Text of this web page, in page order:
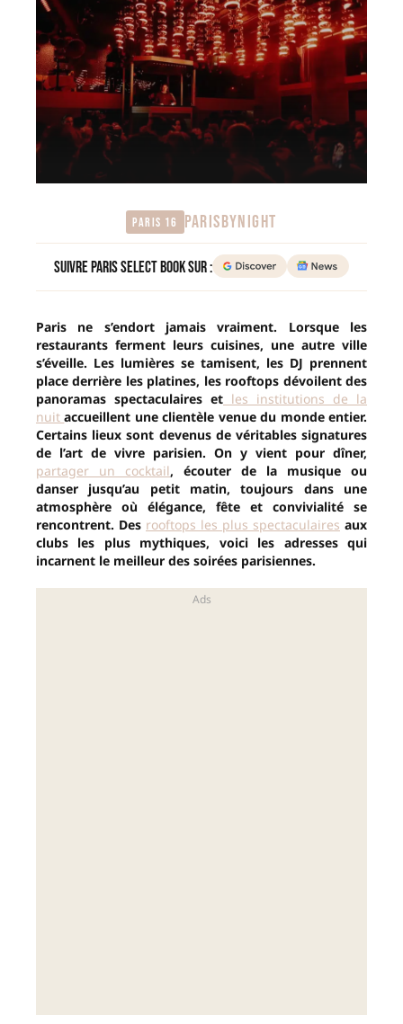
Paris 16 PARISBYNIGHT
Suivre Paris Select Book sur :
Paris ne s’endort jamais vraiment. Lorsque les
restaurants ferment leurs cuisines, une autre ville
s’éveille. Les lumières se tamisent, les DJ prennent
place derrière les platines, les rooftops dévoilent des
panoramas spectaculaires et les institutions de la
nuitaccueillent une clientèle venue du monde entier.
Certains lieux sont devenus de véritables signatures
de l’art de vivre parisien. On y vient pour dîner,
partager un cocktail, écouter de la musique ou
danser jusqu’au petit matin, toujours dans une
atmosphère où élégance, fête et convivialité se
rencontrent. Des rooftops les plus spectaculaires aux
clubs les plus mythiques, voici les adresses qui
incarnent le meilleur des soirées parisiennes.